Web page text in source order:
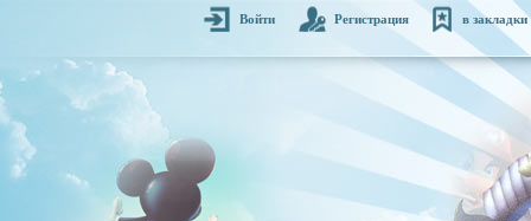
Войти Регистрация в закладки